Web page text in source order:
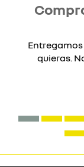
quieras.